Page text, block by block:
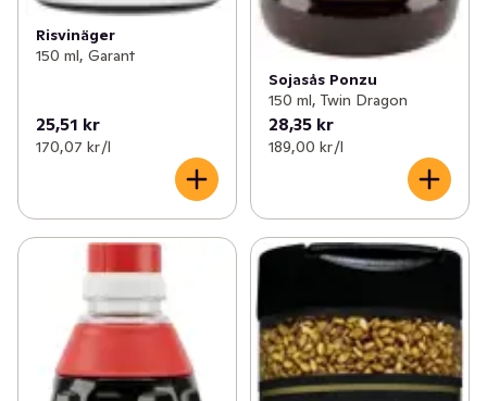
Risvinäger
150 ml, Garant
25,51 kr
170,07 kr /l
Sojasås Ponzu
150 ml, Twin Dragon
28,35 kr
189,00 kr /l